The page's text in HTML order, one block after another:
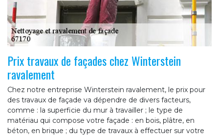
Prix travaux de façades chez Winterstein
ravalement
Chez notre entreprise Winterstein ravalement, le prix pour
des travaux de façade va dépendre de divers facteurs,
comme : la superficie du mur à travailler ; le type de
matériau qui compose votre façade : en bois, plâtre, en
béton, en brique ; du type de travaux à effectuer sur votre